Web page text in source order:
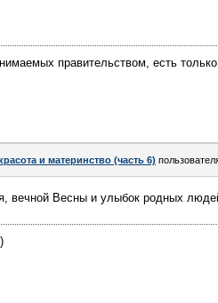
правительством, есть
и материнство (часть 6)
вечной Весны и улыбок родных